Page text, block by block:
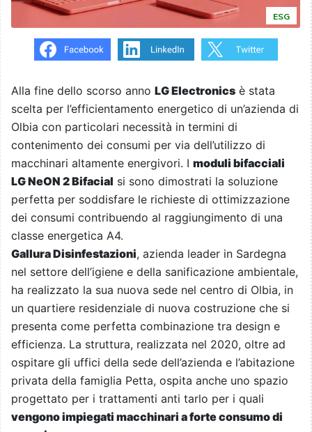
ESG
Alla fine dello scorso anno LG Electronics è stata
scelta per l’efficientamento energetico di un’azienda di
Olbia con particolari necessità in termini di
contenimento dei consumi per via dell’utilizzo di
macchinari altamente energivori. I moduli bifacciali
LG NeON 2 Bifacial si sono dimostrati la soluzione
perfetta per soddisfare le richieste di ottimizzazione
dei consumi contribuendo al raggiungimento di una
classe energetica A4.
Gallura Disinfestazioni, azienda leader in Sardegna
nel settore dell’igiene e della sanificazione ambientale,
ha realizzato la sua nuova sede nel centro di Olbia, in
un quartiere residenziale di nuova costruzione che si
presenta come perfetta combinazione tra design e
efficienza. La struttura, realizzata nel 2020, oltre ad
ospitare gli uffici della sede dell’azienda e l’abitazione
privata della famiglia Petta, ospita anche uno spazio
progettato per i trattamenti anti tarlo per i quali
vengono impiegati macchinari a forte consumo di